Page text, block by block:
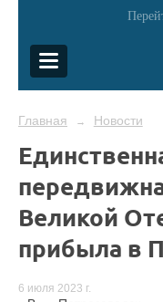
Главная → Новости
Великой
прибыла в
6 июля 2023 г.